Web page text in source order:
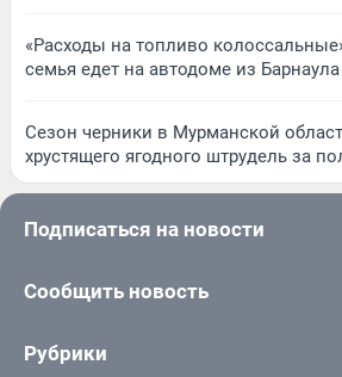
«Расходы на топливо
семья едет на автодоме из
Сезон черники в Мурманской
хрустящего ягодного штрудель за
Подписаться на новости
Сообщить новость
Рубрики